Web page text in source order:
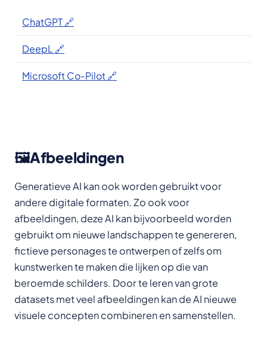
ChatGPT 🔗
DeepL 🔗
Microsoft Co-Pilot 🔗
🖼️Afbeeldingen
Generatieve AI kan ook worden gebruikt voor
andere digitale formaten. Zo ook voor
afbeeldingen, deze AI kan bijvoorbeeld worden
gebruikt om nieuwe landschappen te genereren,
fictieve personages te ontwerpen of zelfs om
kunstwerken te maken die lijken op die van
beroemde schilders. Door te leren van grote
datasets met veel afbeeldingen kan de AI nieuwe
visuele concepten combineren en samenstellen.